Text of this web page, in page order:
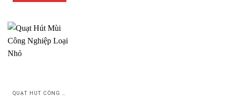
QUẠT HÚT CÔNG NGHIỆP